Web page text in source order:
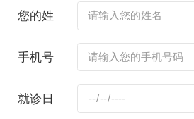
您的姓
手机号
就诊日